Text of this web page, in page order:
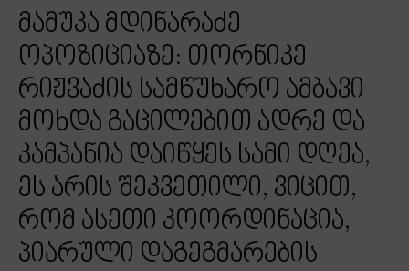
მამუკა მდინარაძე
ოპოზიციაზე: თორნიკე
რიჟვაძის სამწუხარო ამბავი
მოხდა გაცილებით ადრე და
კამპანია დაიწყეს სამი დღეა,
ეს არის შეკვეთილი, ვიცით,
რომ ასეთი კოორდინაცია,
პიარული დაგეგმარების